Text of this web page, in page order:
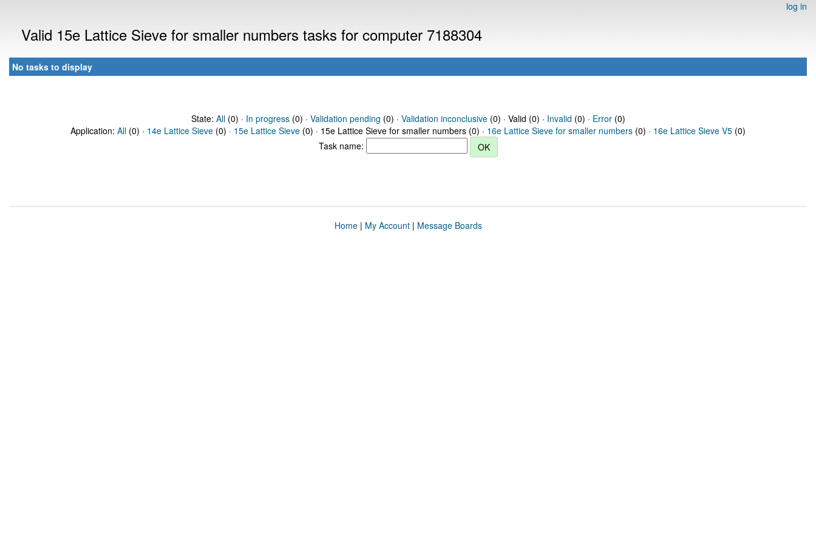
log in
Valid 15e Lattice Sieve for smaller numbers tasks for computer 7188304
No tasks to display
State: All(0) · In progress(0) · Validation pending (0) · Validation inconclusive(0) · Valid (0) · Invalid (0) · Error(0)
Application: All (0) · 14e Lattice Sieve (0) · 15e Lattice Sieve (0) · 15e Lattice Sieve for smaller numbers (0) · 16e Lattice Sieve for smaller numbers (0) · 16e Lattice Sieve V5 (0)
Task name:
Home| My Account| Message Boards